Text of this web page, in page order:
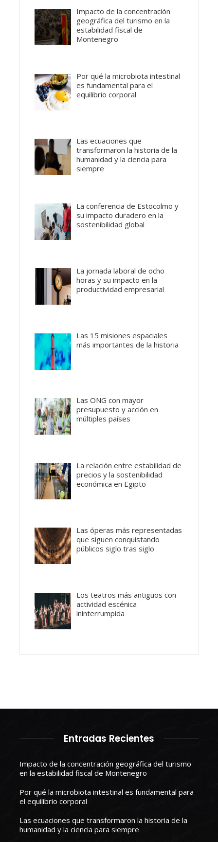
Impacto de la concentración
geográfica del turismo en la
estabilidad fiscal de
Montenegro
Por qué la microbiota intestinal
es fundamental para el
equilibrio corporal
Las ecuaciones que
transformaron la historia de la
humanidad y la ciencia para
siempre
La conferencia de Estocolmo y
su impacto duradero en la
sostenibilidad global
La jornada laboral de ocho
horas y su impacto en la
productividad empresarial
Las 15 misiones espaciales
más importantes de la historia
Las ONG con mayor
presupuesto y acción en
múltiples países
La relación entre estabilidad de
precios y la sostenibilidad
económica en Egipto
Las óperas más representadas
que siguen conquistando
públicos siglo tras siglo
Los teatros más antiguos con
actividad escénica
ininterrumpida
Entradas Recientes
Impacto de la concentración geográfica del turismo
en la estabilidad fiscal de Montenegro
Por qué la microbiota intestinal es fundamental para
el equilibrio corporal
Las ecuaciones que transformaron la historia de la
humanidad y la ciencia para siempre